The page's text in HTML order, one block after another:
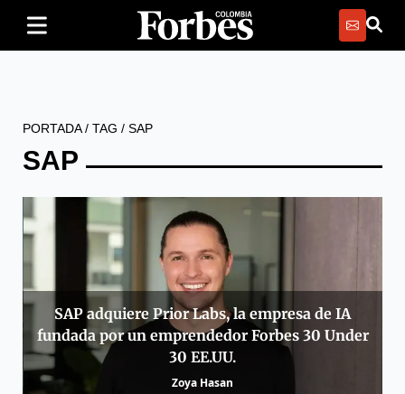
PORTADA/ TAG / SAP
SAP
SAP adquiere Prior Labs, la empresa de IA
fundada por un emprendedor Forbes 30 Under
30 EE.UU.
Zoya Hasan